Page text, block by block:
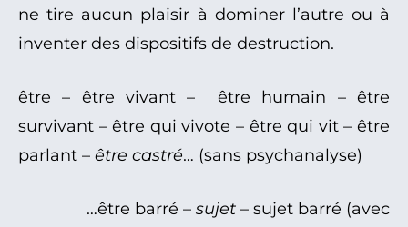
ne tire aucun plaisir à dominer l’autre ou à
inventer des dispositifs de destruction.
être – être vivant – être humain – être
survivant – être qui vivote – être qui vit – être
parlant – être castré… (sans psychanalyse)
…être barré – sujet – sujet barré (avec